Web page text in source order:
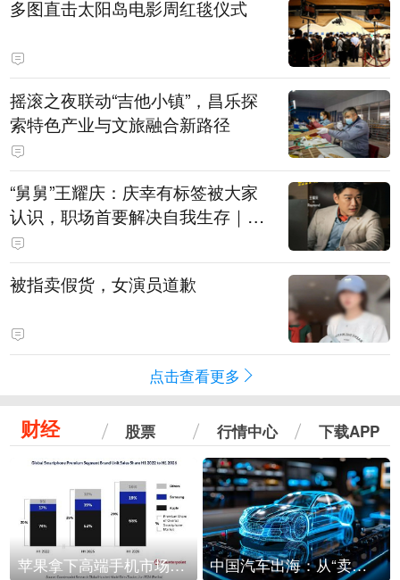
多图直击太阳岛电影周红毯仪式
摇滚之夜联动“吉他小镇”，昌乐探
索特色产业与文旅融合新路径
“舅舅”王耀庆：庆幸有标签被大家
认识，职场首要解决自我生存｜有
艺思
被指卖假货，女演员道歉
点击查看更多
财经 股票 行情中心 下载APP
苹果拿下高端手机市场65%的份额：iPhone 17系列功不可没 中国汽车出海：从“卖出去”到“走进去”